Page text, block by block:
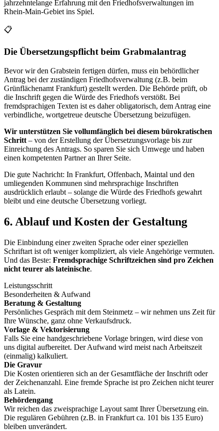
jahrzehntelange Erfahrung mit den Friedhofsverwaltungen im
Rhein-Main-Gebiet ins Spiel.
📋
Die Übersetzungspflicht beim Grabmalantrag
Bevor wir den Grabstein fertigen dürfen, muss ein behördlicher
Antrag bei der zuständigen Friedhofsverwaltung (z.B. beim
Grünflächenamt Frankfurt) gestellt werden. Die Behörde prüft, ob
die Inschrift gegen die Würde des Friedhofs verstößt. Bei
fremdsprachigen Texten ist es daher obligatorisch, dem Antrag eine
verbindliche, wortgetreue deutsche Übersetzung beizufügen.
Wir unterstützen Sie vollumfänglich bei diesem bürokratischen
Schritt – von der Erstellung der Übersetzungsvorlage bis zur
Einreichung des Antrags. So sparen Sie sich Umwege und haben
einen kompetenten Partner an Ihrer Seite.
Die gute Nachricht: In Frankfurt, Offenbach, Maintal und den
umliegenden Kommunen sind mehrsprachige Inschriften
ausdrücklich erlaubt – solange die Würde des Friedhofs gewahrt
bleibt und eine deutsche Übersetzung vorliegt.
6. Ablauf und Kosten der Gestaltung
Die Einbindung einer zweiten Sprache oder einer speziellen
Schriftart ist oft weniger kompliziert, als viele Angehörige vermuten.
Und das Beste: Fremdsprachige Schriftzeichen sind pro Zeichen
nicht teurer als lateinische.
Leistungsschritt
Besonderheiten & Aufwand
Beratung & Gestaltung
Persönliches Gespräch mit dem Steinmetz – wir nehmen uns Zeit für
Ihre Wünsche, ganz ohne Verkaufsdruck.
Vorlage & Vektorisierung
Falls Sie eine handgeschriebene Vorlage bringen, wird diese von
uns digital aufbereitet. Der Aufwand wird meist nach Arbeitszeit
(einmalig) kalkuliert.
Die Gravur
Die Kosten orientieren sich an der Gesamtfläche der Inschrift oder
der Zeichenanzahl. Eine fremde Sprache ist pro Zeichen nicht teurer
als Latein.
Behördengang
Wir reichen das zweisprachige Layout samt Ihrer Übersetzung ein.
Die regulären Gebühren (z.B. in Frankfurt ca. 101 bis 135 Euro)
bleiben unverändert.